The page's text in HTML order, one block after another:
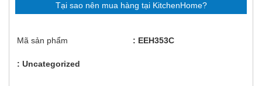
Tại sao nên mua hàng tại KitchenHome?
Mã sản phẩm EEH353C
Uncategorized